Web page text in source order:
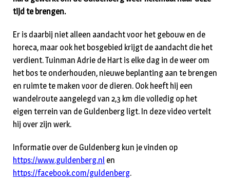
tijd te brengen.
Er is daarbij niet alleen aandacht voor het gebouw en de
horeca, maar ook het bosgebied krijgt de aandacht die het
verdient. Tuinman Adrie de Hart is elke dag in de weer om
het bos te onderhouden, nieuwe beplanting aan te brengen
en ruimte te maken voor de dieren. Ook heeft hij een
wandelroute aangelegd van 2,3 km die volledig op het
eigen terrein van de Guldenberg ligt. In deze video vertelt
hij over zijn werk.
Informatie over de Guldenberg kun je vinden op
https://www.guldenberg.nl en
https://facebook.com/guldenberg.